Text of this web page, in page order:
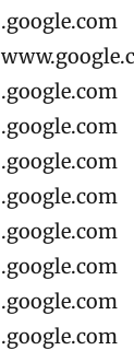
.google.com
.google.com
.google.com
.google.com
.google.com
.google.com
.google.com
.google.com
.google.com